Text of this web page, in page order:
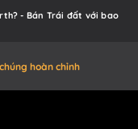
- Bán Trái đất với bao
hoàn chỉnh